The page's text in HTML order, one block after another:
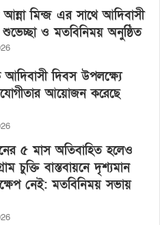
আন্না মিন্জ এর সাথে আদিবাসী
ও মতবিনিময় অনুষ্ঠিত
আদিবাসী দিবস উপলক্ষ্যে
আয়োজন করেছে
৫ মাস অতিবাহিত হলেও
চুক্তি বাস্তবায়নে দৃশ্যমান
নেই: মতবিনিময় সভায়